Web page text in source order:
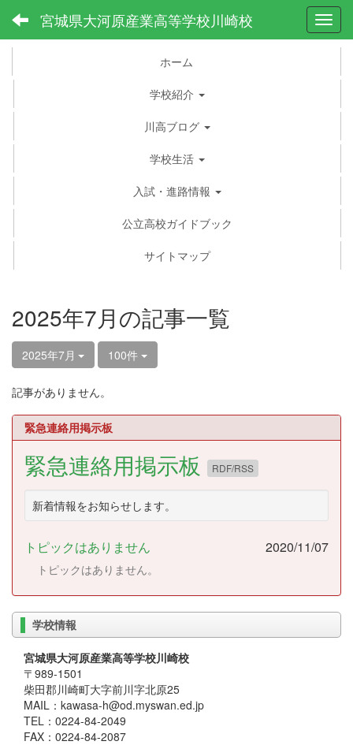
宮城県大河原産業高等学校川崎校
ホーム
学校紹介
川高ブログ
学校生活
入試・進路情報
公立高校ガイドブック
サイトマップ
2025年7月の記事一覧
2025年7月 100件
記事がありません。
緊急連絡用掲示板
緊急連絡用掲示板 RDF/RSS
新着情報をお知らせします。
トピックはありません 2020/11/07
トピックはありません。
学校情報
宮城県大河原産業高等学校川崎校
〒989-1501
柴田郡川崎町大字前川字北原25
MAIL：kawasa-h@od.myswan.ed.jp
TEL：0224-84-2049
FAX：0224-84-2087